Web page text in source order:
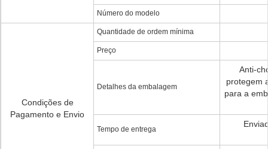
Número do modelo
Condições de
Pagamento e Envio
Quantidade de ordem mínima
Preço
Detalhes da embalagem
Anti-
protegem
para a
Tempo de entrega